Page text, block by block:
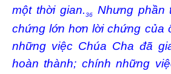
một thời gian.36Nhưng phần
chứng lớn hơn lời chứng của
những việc Chúa Cha đã
hoàn thành; chính những